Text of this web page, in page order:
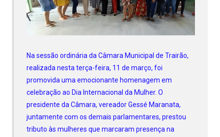
Na sessão ordinária da Câmara Municipal de Trairão,
realizada nesta terça-feira, 11 de março, foi
promovida uma emocionante homenagem em
celebração ao Dia Internacional da Mulher. O
presidente da Câmara, vereador Gessé Maranata,
juntamente com os demais parlamentares, prestou
tributo às mulheres que marcaram presença na